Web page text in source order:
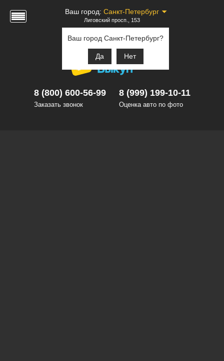
Ваш город: Санкт-Петербург
Ваш город Санкт-Петербург?
Да Нет
Лиговский просп., 153
8 (800) 600-56-99
Заказать звонок
8 (999) 199-10-11
Оценка авто по фото